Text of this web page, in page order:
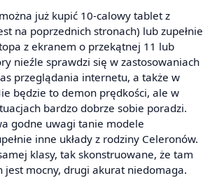
już kupić 10-calowy tablet z
na poprzednich stronach) lub zupełnie
z ekranem o przekątnej 11 lub
nieźle sprawdzi się w zastosowaniach
przeglądania internetu, a także w
będzie to demon prędkości, ale w
bardzo dobrze sobie poradzi.
godne uwagi tanie modele
inne układy z rodziny Celeronów.
klasy, tak skonstruowane, że tam
jest mocny, drugi akurat niedomaga.